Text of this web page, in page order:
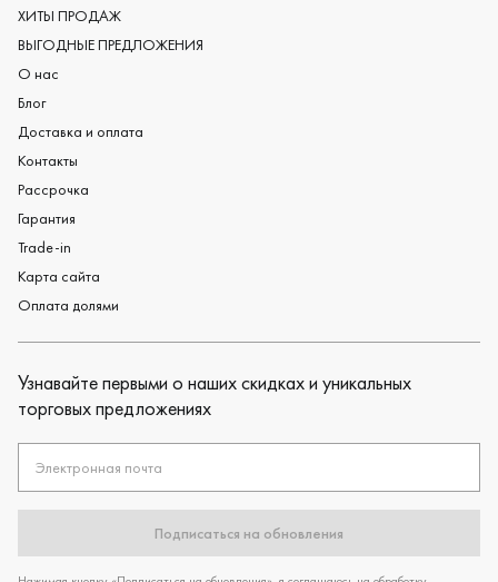
Дизайнерские обручальные кольца
Черные обручальные кольца
ХИТЫ ПРОДАЖ
ВЫГОДНЫЕ ПРЕДЛОЖЕНИЯ
О нас
Блог
Доставка и оплата
Контакты
Рассрочка
Гарантия
Trade-in
Карта сайта
Оплата долями
Узнавайте первыми о наших скидках и уникальных
торговых предложениях
Электронная почта
Подписаться на обновления